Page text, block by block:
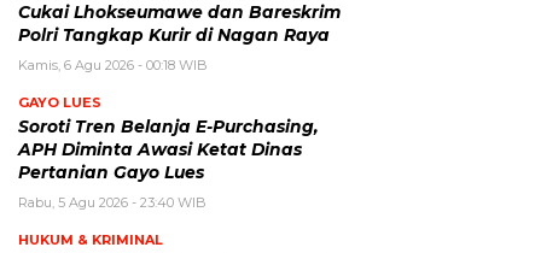
Cukai Lhokseumawe dan Bareskrim
Polri Tangkap Kurir di Nagan Raya
Kamis, 6 Agu 2026 - 00:18 WIB
GAYO LUES
Soroti Tren Belanja E-Purchasing,
APH Diminta Awasi Ketat Dinas
Pertanian Gayo Lues
Rabu, 5 Agu 2026 - 23:40 WIB
HUKUM & KRIMINAL